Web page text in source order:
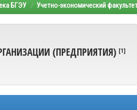
БГЭУ Учетно-экономический
(ПРЕДПРИЯТИЯ) [1]